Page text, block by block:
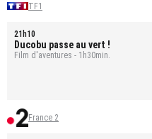
TF1
21h10
Ducobu passe au vert !
Film d'aventures - 1h30min.
France 2